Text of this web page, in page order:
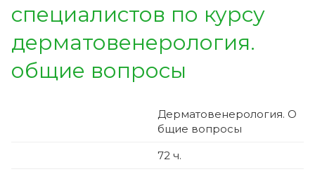
специалистов по курсу
дерматовенерология.
общие вопросы
Дерматовенерология. О
бщие вопросы
72 ч.